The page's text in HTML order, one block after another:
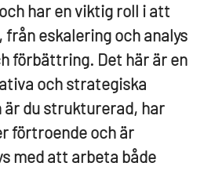
har en viktig roll i att
eskalering och analys
förbättring. Det här är en
och strategiska
är du strukturerad, har
förtroende och är
med att arbeta både